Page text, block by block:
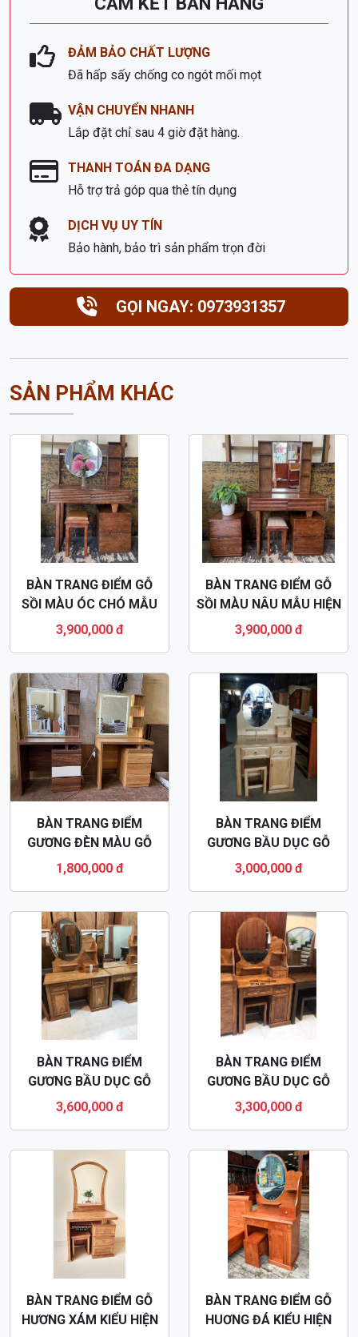
Đã hấp sấy chống co ngót mối mọt
VẬN CHUYỂN NHANH
Lắp đặt chỉ sau 4 giờ đặt hàng.
THANH TOÁN ĐA DẠNG
Hỗ trợ trả góp qua thẻ tín dụng
DỊCH VỤ UY TÍN
Bảo hành, bảo trì sản phẩm trọn đời
GỌI NGAY: 0973931357
SẢN PHẨM KHÁC
BÀN TRANG ĐIỂM GỖ
SỒI MÀU ÓC CHÓ MẪU
HIỆN ĐẠI BTD51
BÀN TRANG ĐIỂM GỖ
SỒI MÀU NÂU MẪU HIỆN
ĐẠI BTD50
BÀN TRANG ĐIỂM
GƯƠNG ĐÈN MÀU GỖ
BTD46
BÀN TRANG ĐIỂM
GƯƠNG BẦU DỤC GỖ
SỒI NGA BTD42
BÀN TRANG ĐIỂM
GƯƠNG BẦU DỤC GỖ
HƯƠNG XÁM BTD35
BÀN TRANG ĐIỂM
GƯƠNG BẦU DỤC GỖ
HUƠNG XÁM BTD09
BÀN TRANG ĐIỂM GỖ
HƯƠNG XÁM KIỂU HIỆN
ĐẠI BTD05
BÀN TRANG ĐIỂM GỖ
HUƠNG ĐÁ KIỂU HIỆN
ĐẠI BTD47